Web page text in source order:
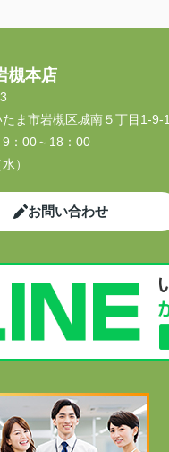
槻本店
ま市岩槻区城南５丁目1-9-1
9：00～18：00
水）
お問い合わせ